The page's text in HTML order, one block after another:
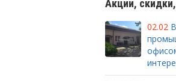
Акции,
02.02